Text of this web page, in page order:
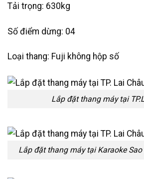
Tải trọng: 630kg
Số điểm dừng: 04
Loại thang: Fuji không hộp số
Lắp đặt thang máy tại
Lắp đặt thang máy tại Karaoke Sao